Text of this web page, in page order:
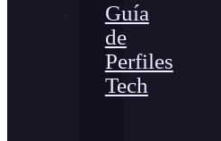
Guía
de
Perfiles
Tech